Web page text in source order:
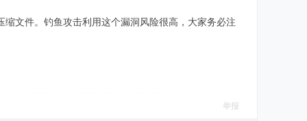
文件。钓鱼攻击利用这个漏洞风险很高，大家务必注
举报